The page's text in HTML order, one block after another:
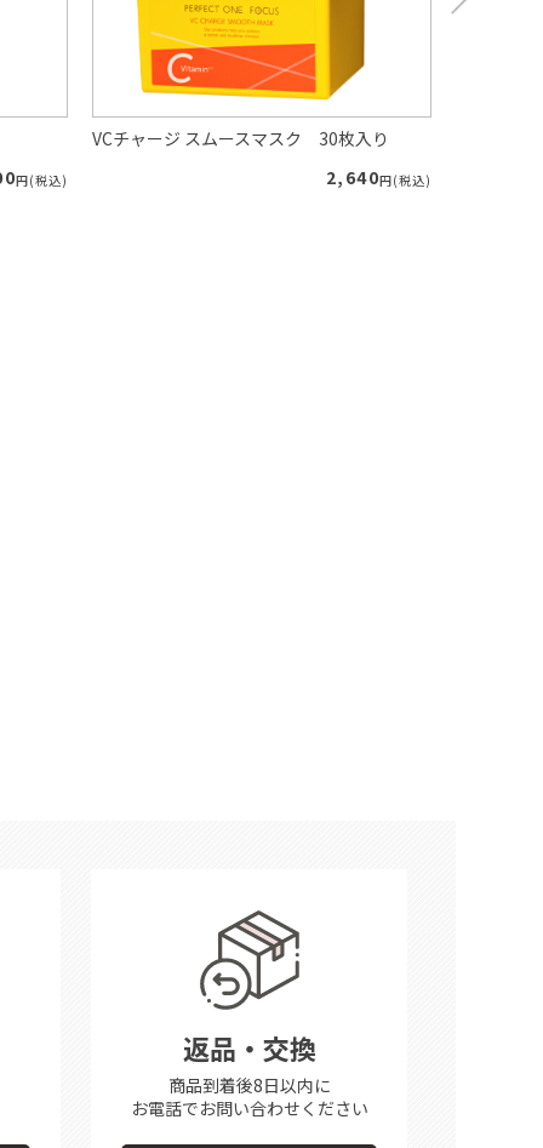
円(税込)
VCチャージ スムースマスク 30枚入り
2,640円(税込)
返品・交換
商品到着後8日以内に
お電話でお問い合わせください